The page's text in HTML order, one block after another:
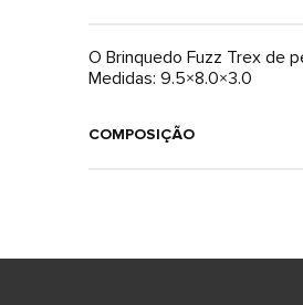
O Brinquedo Fuzz Trex de
Medidas: 9.5×8.0×3.0
COMPOSIÇÃO